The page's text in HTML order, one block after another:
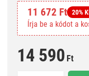
11 672 Ft 20%
Írja be a kódot a
14 590 Ft